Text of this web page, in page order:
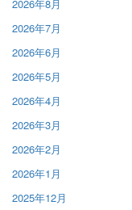
2026年8月
2026年7月
2026年6月
2026年5月
2026年4月
2026年3月
2026年2月
2026年1月
2025年12月